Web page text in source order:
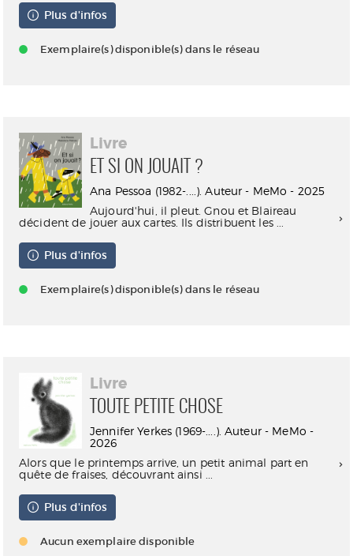
Plus d'infos
Exemplaire(s) disponible(s) dans le réseau
Livre
ET SI ON JOUAIT ?
Ana Pessoa (1982-....). Auteur - MeMo - 2025
Aujourd'hui, il pleut. Gnou et Blaireau
décident de jouer aux cartes. Ils distribuent les ...
Plus d'infos
Exemplaire(s) disponible(s) dans le réseau
Livre
TOUTE PETITE CHOSE
Jennifer Yerkes (1969-....). Auteur - MeMo -
2026
Alors que le printemps arrive, un petit animal part en
quête de fraises, découvrant ainsi ...
Plus d'infos
Aucun exemplaire disponible